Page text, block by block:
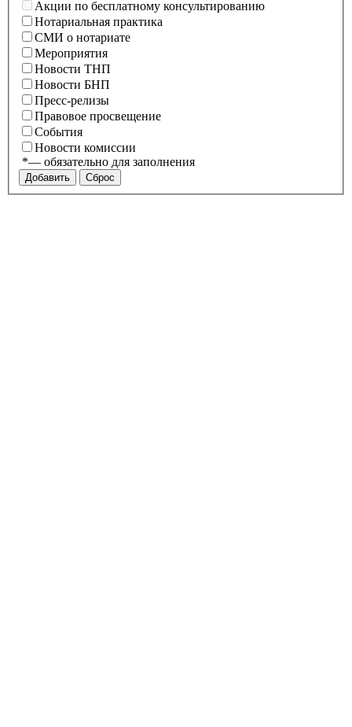
Акции по бесплатному консультированию
Нотариальная практика
СМИ о нотариате
Мероприятия
Новости ТНП
Новости БНП
Пресс-релизы
Правовое просвещение
События
Новости комиссии
*— обязательно для заполнения
Сброс